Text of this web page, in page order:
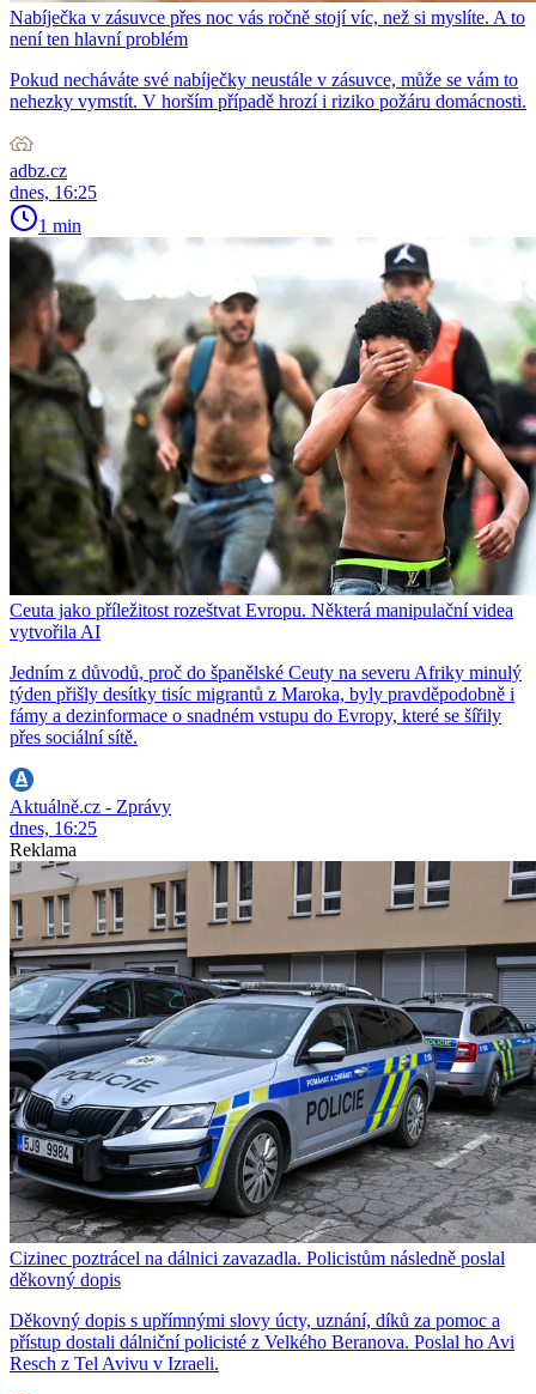
Nabíječka v zásuvce přes noc vás ročně stojí víc, než si myslíte. A to
není ten hlavní problém
Pokud necháváte své nabíječky neustále v zásuvce, může se vám to
nehezky vymstít. V horším případě hrozí i riziko požáru domácnosti.
adbz.cz
dnes, 16:25
1 min
Ceuta jako příležitost rozeštvat Evropu. Některá manipulační videa
vytvořila AI
Jedním z důvodů, proč do španělské Ceuty na severu Afriky minulý
týden přišly desítky tisíc migrantů z Maroka, byly pravděpodobně i
fámy a dezinformace o snadném vstupu do Evropy, které se šířily
přes sociální sítě.
Aktuálně.cz - Zprávy
dnes, 16:25
Reklama
Cizinec poztrácel na dálnici zavazadla. Policistům následně poslal
děkovný dopis
Děkovný dopis s upřímnými slovy úcty, uznání, díků za pomoc a
přístup dostali dálniční policisté z Velkého Beranova. Poslal ho Avi
Resch z Tel Avivu v Izraeli.